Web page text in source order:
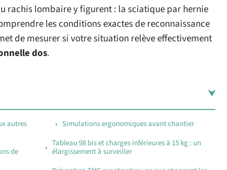
rachis lombaire y figurent : la sciatique par hernie
les conditions exactes de reconnaissance
de mesurer si votre situation relève effectivement
dos.
autres
de
Simulations ergonomiques avant chantier
Tableau 98 bis et charges inférieures à 15 kg : un
élargissement à surveiller